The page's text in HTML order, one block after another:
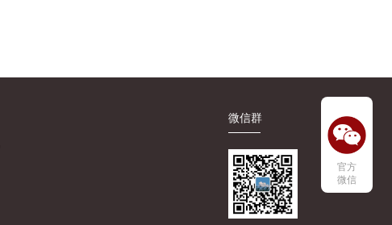
微信群
官方
微信